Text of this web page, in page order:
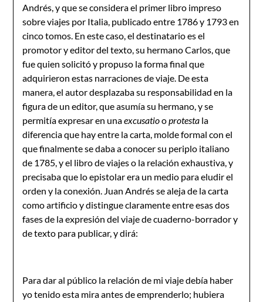
Andrés, y que se considera el primer libro impreso
sobre viajes por Italia, publicado entre 1786 y 1793 en
cinco tomos. En este caso, el destinatario es el
promotor y editor del texto, su hermano Carlos, que
fue quien solicitó y propuso la forma final que
adquirieron estas narraciones de viaje. De esta
manera, el autor desplazaba su responsabilidad en la
figura de un editor, que asumía su hermano, y se
permitía expresar en unaexcusatiooprotesta la
diferencia que hay entre la carta, molde formal con el
que finalmente se daba a conocer su periplo italiano
de 1785, y el libro de viajes o la relación exhaustiva, y
precisaba que lo epistolar era un medio para eludir el
orden y la conexión. Juan Andrés se aleja de la carta
como artificio y distingue claramente entre esas dos
fases de la expresión del viaje de cuaderno-borrador y
de texto para publicar, y dirá:
Para dar al público la relación de mi viaje debía haber
yo tenido esta mira antes de emprenderlo; hubiera